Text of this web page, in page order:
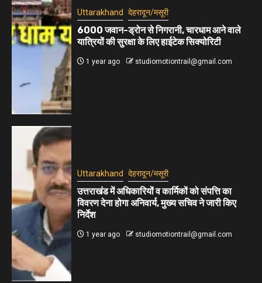
Uttarakhand देहरादून/मसूरी
6000 जवान-ड्रोन से निगरानी, चारधाम आने वाले
यात्रियों की सुरक्षा के लिए हाईटेक सिक्योरिटी
1 year ago studiomotiontrail@gmail.com
Uttarakhand देहरादून/मसूरी
उत्तराखंड में अधिकारियों व कार्मिकों को संपत्ति का
विवरण देना होगा अनिवार्य, मुख्य सचिव ने जारी किए
निर्देश
1 year ago studiomotiontrail@gmail.com